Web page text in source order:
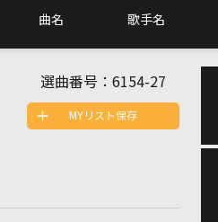
曲名 歌手名
選曲番号： 6154-27
MYリスト保存